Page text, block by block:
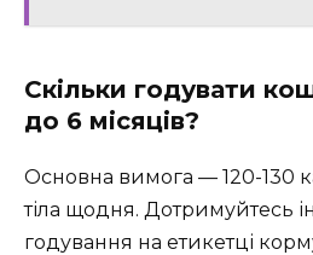
Скільки годувати
до 6 місяців?
Основна вимога — 120-130
тіла щодня. Дотримуйтесь
годування на етикетці